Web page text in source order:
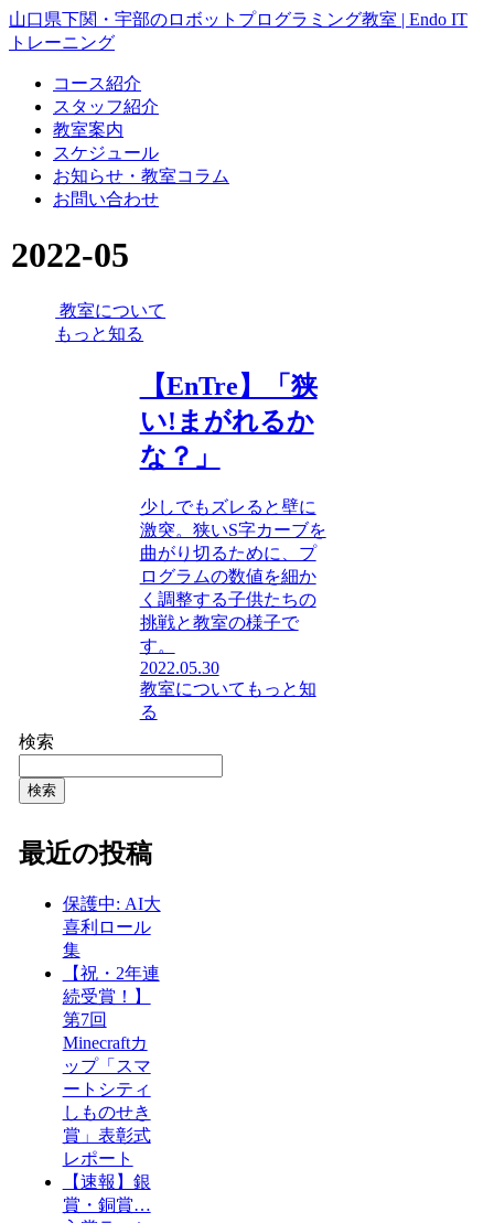
山口県下関・宇部のロボットプログラミング教室 | Endo IT
トレーニング
コース紹介
スタッフ紹介
教室案内
スケジュール
お知らせ・教室コラム
お問い合わせ
2022-05
教室について
もっと知る
【EnTre】「狭
い!まがれるか
な？」
少しでもズレると壁に
激突。狭いS字カーブを
曲がり切るために、プ
ログラムの数値を細か
く調整する子供たちの
挑戦と教室の様子で
す。
2022.05.30
教室についてもっと知
る
検索
検索
最近の投稿
保護中: AI大
喜利ロール
集
【祝・2年連
続受賞！】
第7回
Minecraftカ
ップ「スマ
ートシティ
しものせき
賞」表彰式
レポート
【速報】銀
賞・銅賞…